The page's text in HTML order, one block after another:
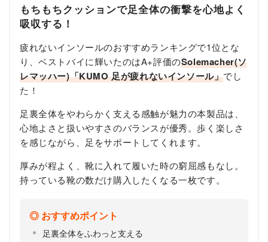
もちもちクッションで足全体の衝撃を心地よく
吸収する！
疲れないインソールのおすすめランキングで1位とな
り、ベストバイに輝いたのはA+評価のSolemacher(ソ
レマッハー)「KUMO 足が疲れないインソール」でし
た！
足裏全体をやわらかく支える感触が魅力の本製品は、
心地よさと扱いやすさのバランスが優秀。歩く楽しさ
を感じながら、足をサポートしてくれます。
厚みが程よく、靴に入れて履いた時の窮屈感もなし。
持っている靴の数だけ購入したくなる一枚です。
おすすめポイント
足裏全体をふわっと支える